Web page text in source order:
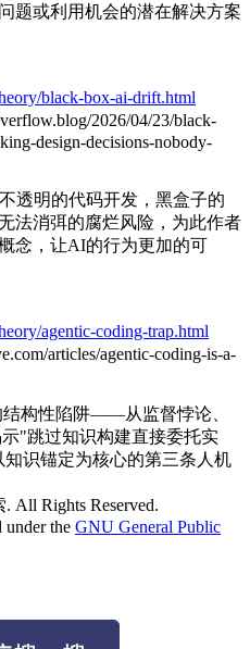
题或利用机会的潜在解决方案
black-box-ai-drift.html
2026/04/23/black-
design-decisions-nobody-
透明的代码开发，黑盒子的
法消弭的腐烂风险，为此作者
念，让AI的行为更加的可
agentic-coding-trap.html
articles/agentic-coding-is-a-
结构性陷阱——从监督悖论、
"跳过知识构建直接委托实
识锚定为核心的第三条人机
All Rights Reserved.
under the GNU General Public